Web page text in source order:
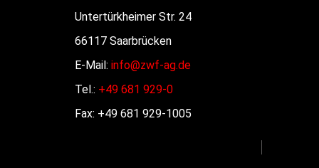
Untertürkheimer Str. 24
66117 Saarbrücken
E-Mail: info@zwf-ag.de
Tel.: +49 681 929-0
Fax: +49 681 929-1005